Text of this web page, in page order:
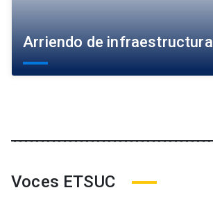
Arriendo de infraestructura
Voces ETSUC